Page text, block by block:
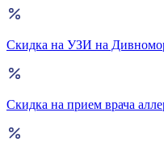
Скидка на УЗИ на
Скидка на прием врача